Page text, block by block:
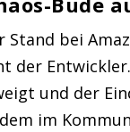
Stand bei
der
und der
im